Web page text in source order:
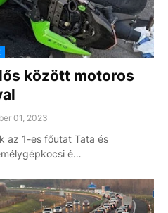
között motoros
01, 2023
az 1-es főutat Tata és
é…